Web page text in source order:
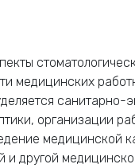
медицинских
санитарно-
организации
медицинской
и другой